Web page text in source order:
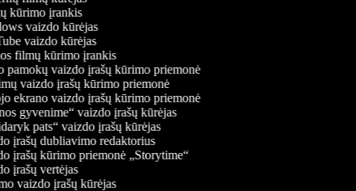
kūrimo įrankis
vaizdo kūrėjas
vaizdo kūrėjas
filmų kūrimo įrankis
vaizdo įrašų kūrimo priemonė
vaizdo įrašų kūrimo priemonė
ekrano vaizdo įrašų kūrimo priemonė
gyvenime“ vaizdo įrašų kūrėjas
pats“ vaizdo įrašų kūrėjas
įrašų dubliavimo redaktorius
įrašų kūrimo priemonė „Storytime“
įrašų vertėjas
vaizdo įrašų kūrėjas